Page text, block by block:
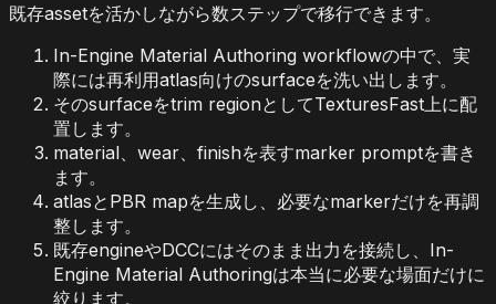
既存assetを活かしながら数ステップで移行できます。
In-Engine Material Authoring workflowの中で、実
際には再利用atlas向けのsurfaceを洗い出します。
そのsurfaceをtrim regionとしてTexturesFast上に配
置します。
material、wear、finishを表すmarker promptを書き
ます。
atlasとPBR mapを生成し、必要なmarkerだけを再調
整します。
既存engineやDCCにはそのまま出力を接続し、In-
Engine Material Authoringは本当に必要な場面だけに
絞ります。